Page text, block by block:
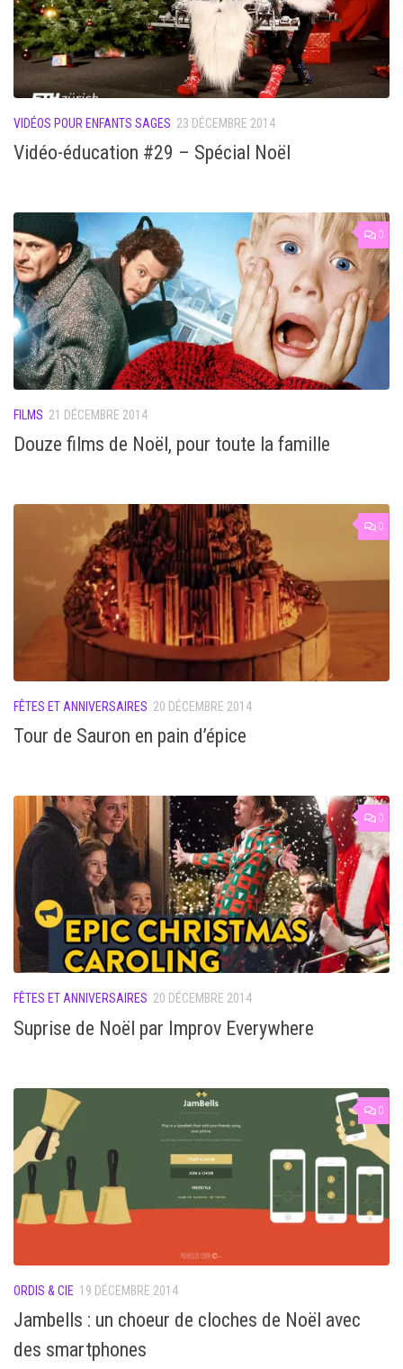
VIDÉOS POUR ENFANTS SAGES 23 DÉCEMBRE 2014
Vidéo-éducation #29 – Spécial Noël
0
FILMS 21 DÉCEMBRE 2014
Douze films de Noël, pour toute la famille
0
FÊTES ET ANNIVERSAIRES 20 DÉCEMBRE 2014
Tour de Sauron en pain d’épice
0
FÊTES ET ANNIVERSAIRES 20 DÉCEMBRE 2014
Suprise de Noël par Improv Everywhere
0
ORDIS & CIE 19 DÉCEMBRE 2014
Jambells : un choeur de cloches de Noël avec
des smartphones